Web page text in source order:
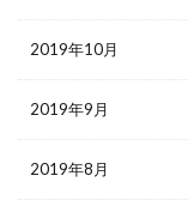
2019年10月
2019年9月
2019年8月